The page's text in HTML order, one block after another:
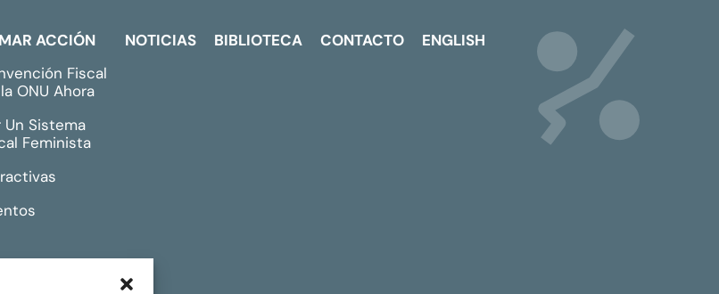
ACCIÓN
Fiscal
ONU Ahora
Un Sistema
Feminista
NOTICIAS BIBLIOTECA CONTACTO ENGLISH